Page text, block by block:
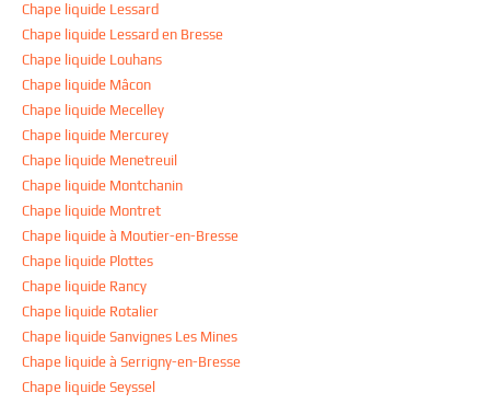
Chape liquide Lessard
Chape liquide Lessard en Bresse
Chape liquide Louhans
Chape liquide Mâcon
Chape liquide Mecelley
Chape liquide Mercurey
Chape liquide Menetreuil
Chape liquide Montchanin
Chape liquide Montret
Chape liquide à Moutier-en-Bresse
Chape liquide Plottes
Chape liquide Rancy
Chape liquide Rotalier
Chape liquide Sanvignes Les Mines
Chape liquide à Serrigny-en-Bresse
Chape liquide Seyssel